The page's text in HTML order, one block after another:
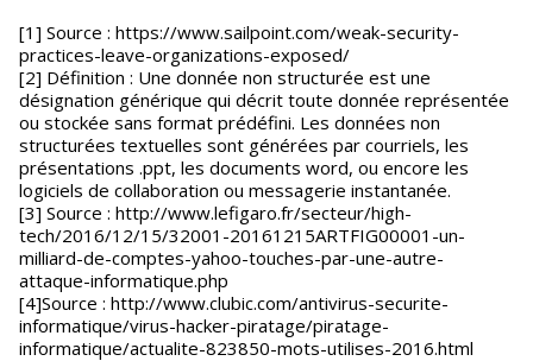
[1] Source : https://www.sailpoint.com/weak-security-
practices-leave-organizations-exposed/
[2] Définition : Une donnée non structurée est une
désignation générique qui décrit toute donnée représentée
ou stockée sans format prédéfini. Les données non
structurées textuelles sont générées par courriels, les
présentations .ppt, les documents word, ou encore les
logiciels de collaboration ou messagerie instantanée.
[3] Source : http://www.lefigaro.fr/secteur/high-
tech/2016/12/15/32001-20161215ARTFIG00001-un-
milliard-de-comptes-yahoo-touches-par-une-autre-
attaque-informatique.php
[4]Source : http://www.clubic.com/antivirus-securite-
informatique/virus-hacker-piratage/piratage-
informatique/actualite-823850-mots-utilises-2016.html